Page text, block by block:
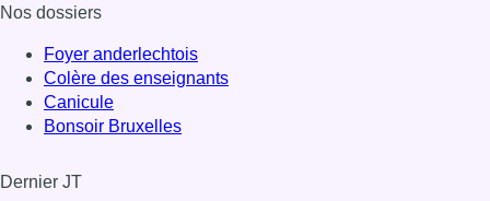
Nos dossiers
Foyer anderlechtois
Colère des enseignants
Canicule
Bonsoir Bruxelles
Dernier JT